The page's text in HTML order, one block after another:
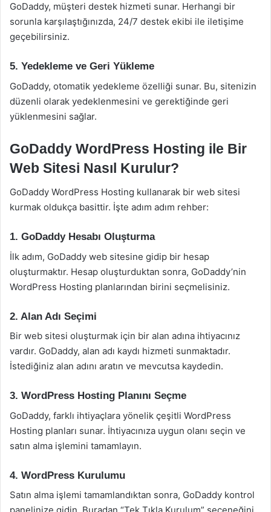
GoDaddy, müşteri destek hizmeti sunar. Herhangi bir
sorunla karşılaştığınızda, 24/7 destek ekibi ile iletişime
geçebilirsiniz.
5. Yedekleme ve Geri Yükleme
GoDaddy, otomatik yedekleme özelliği sunar. Bu, sitenizin
düzenli olarak yedeklenmesini ve gerektiğinde geri
yüklenmesini sağlar.
GoDaddy WordPress Hosting ile Bir
Web Sitesi Nasıl Kurulur?
GoDaddy WordPress Hosting kullanarak bir web sitesi
kurmak oldukça basittir. İşte adım adım rehber:
1. GoDaddy Hesabı Oluşturma
İlk adım, GoDaddy web sitesine gidip bir hesap
oluşturmaktır. Hesap oluşturduktan sonra, GoDaddy’nin
WordPress Hosting planlarından birini seçmelisiniz.
2. Alan Adı Seçimi
Bir web sitesi oluşturmak için bir alan adına ihtiyacınız
vardır. GoDaddy, alan adı kaydı hizmeti sunmaktadır.
İstediğiniz alan adını aratın ve mevcutsa kaydedin.
3. WordPress Hosting Planını Seçme
GoDaddy, farklı ihtiyaçlara yönelik çeşitli WordPress
Hosting planları sunar. İhtiyacınıza uygun olanı seçin ve
satın alma işlemini tamamlayın.
4. WordPress Kurulumu
Satın alma işlemi tamamlandıktan sonra, GoDaddy kontrol